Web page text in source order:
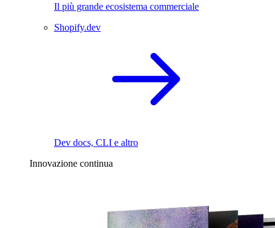
Il più grande ecosistema commerciale
Shopify.dev
Dev docs, CLI e altro
Innovazione continua